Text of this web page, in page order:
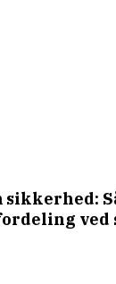
sikkerhed:
ved